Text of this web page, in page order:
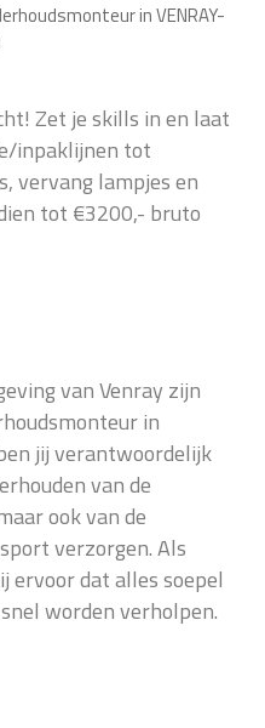
in VENRAY-
Zet je skills in en laat
inpaklijnen tot
vervang lampjes en
tot €3200,- bruto
van Venray zijn
in
jij verantwoordelijk
van de
ook van de
verzorgen. Als
ervoor dat alles soepel
worden verholpen.